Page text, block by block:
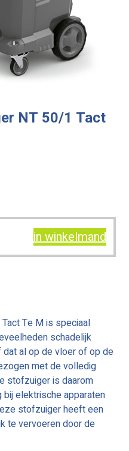
NT 50/1 Tact
in winkelmand
Te M is speciaal
schadelijk
al op de vloer of op de
met de volledig
stofzuiger is daarom
elektrische apparaten
stofzuiger heeft een
te vervoeren door de